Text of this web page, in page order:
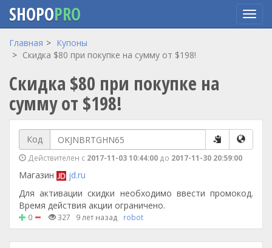
Перейти
содержанию
SHOPOPRO
Главная
Купоны
Скидка $80 при покупке на сумму от $198!
Скидка $80 при покупке на
сумму от $198!
Код
Действителен с 2017-11-03 10:44:00 до 2017-11-30 20:59:00
Магазин
jd.ru
Для активации скидки необходимо ввести промокод.
Время действия акции ограничено.
0 327 9 лет назад robot